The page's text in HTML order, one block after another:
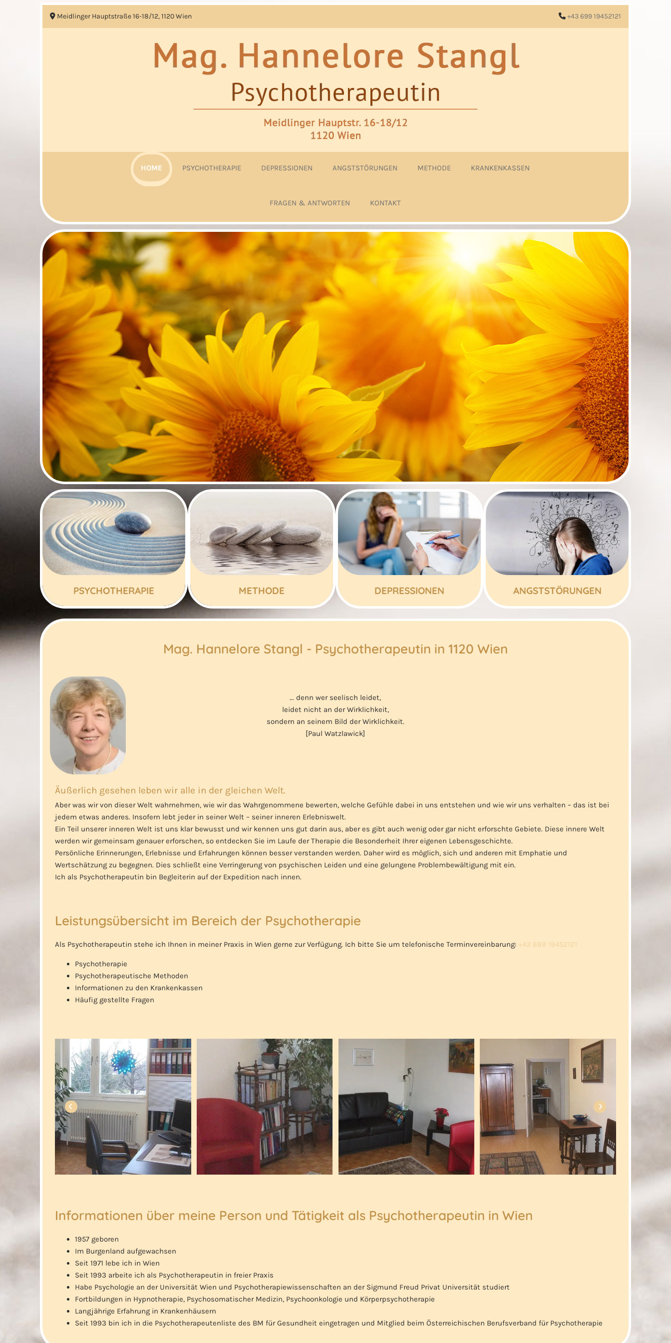
 Meidlinger Hauptstraße 16-18/12, 1120 Wien  +43 699 19452121
HOME PSYCHOTHERAPIE DEPRESSIONEN ANGSTSTÖRUNGEN METHODE KRANKENKASSEN
FRAGEN & ANTWORTEN KONTAKT
PSYCHOTHERAPIE METHODE DEPRESSIONEN ANGSTSTÖRUNGEN
Mag. Hannelore Stangl - Psychotherapeutin in 1120 Wien
... denn wer seelisch leidet,
leidet nicht an der Wirklichkeit,
sondern an seinem Bild der Wirklichkeit.
[Paul Watzlawick]
Äußerlich gesehen leben wir alle in der gleichen Welt.
Aber was wir von dieser Welt wahrnehmen, wie wir das Wahrgenommene bewerten, welche Gefühle dabei in uns entstehen und wie wir uns verhalten – das ist bei
jedem etwas anderes. Insofern lebt jeder in seiner Welt – seiner inneren Erlebniswelt.
Ein Teil unserer inneren Welt ist uns klar bewusst und wir kennen uns gut darin aus, aber es gibt auch wenig oder gar nicht erforschte Gebiete. Diese innere Welt
werden wir gemeinsam genauer erforschen, so entdecken Sie im Laufe der Therapie die Besonderheit Ihrer eigenen Lebensgeschichte.
Persönliche Erinnerungen, Erlebnisse und Erfahrungen können besser verstanden werden. Daher wird es möglich, sich und anderen mit Emphatie und
Wertschätzung zu begegnen. Dies schließt eine Verringerung von psychischen Leiden und eine gelungene Problembewältigung mit ein.
Ich als Psychotherapeutin bin Begleiterin auf der Expedition nach innen.
Leistungsübersicht im Bereich der Psychotherapie
Als Psychotherapeutin stehe ich Ihnen in meiner Praxis in Wien gerne zur Verfügung. Ich bitte Sie um telefonische Terminvereinbarung: +43 699 19452121
Psychotherapie
Psychotherapeutische Methoden
Informationen zu den Krankenkassen
Häufig gestellte Fragen
Informationen über meine Person und Tätigkeit als Psychotherapeutin in Wien
1957 geboren
Im Burgenland aufgewachsen
Seit 1971 lebe ich in Wien
Seit 1993 arbeite ich als Psychotherapeutin in freier Praxis
Habe Psychologie an der Universität Wien und Psychotherapiewissenschaften an der Sigmund Freud Privat Universität studiert
Fortbildungen in Hypnotherapie, Psychosomatischer Medizin, Psychoonkologie und Körperpsychotherapie
Langjährige Erfahrung in Krankenhäusern
Seit 1993 bin ich in die Psychotherapeutenliste des BM für Gesundheit eingetragen und Mitglied beim Österreichischen Berufsverband für Psychotherapie